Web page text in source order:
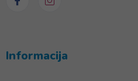
Informacija